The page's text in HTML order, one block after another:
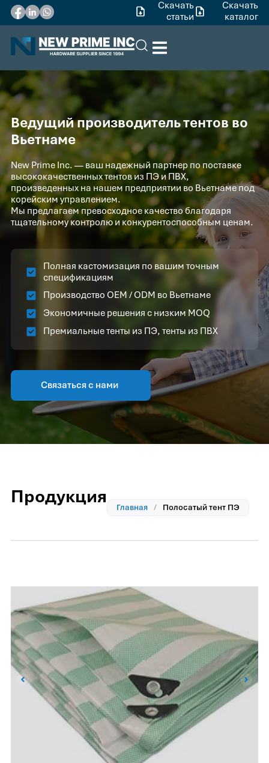
Скачать
статьи
Скачать
каталог
Ведущий производитель тентов во
Вьетнаме
New Prime Inc. — ваш надежный партнер по поставке
высококачественных тентов из ПЭ и ПВХ,
произведенных на нашем предприятии во Вьетнаме под
корейским управлением.
Мы предлагаем превосходное качество благодаря
тщательному контролю и конкурентоспособным ценам.
Полная кастомизация по вашим точным
спецификациям
Производство OEM / ODM во Вьетнаме
Экономичные решения с низким MOQ
Премиальные тенты из ПЭ, тенты из ПВХ
Связаться с нами
Продукция
Главная / Полосатый тент ПЭ